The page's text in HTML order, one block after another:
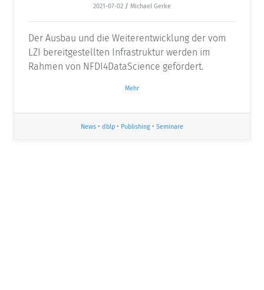
2021-07-02 / Michael Gerke
Der Ausbau und die Weiterentwicklung der vom
LZI bereitgestellten Infrastruktur werden im
Rahmen von NFDI4DataScience gefördert.
Mehr
News • dblp • Publishing • Seminare